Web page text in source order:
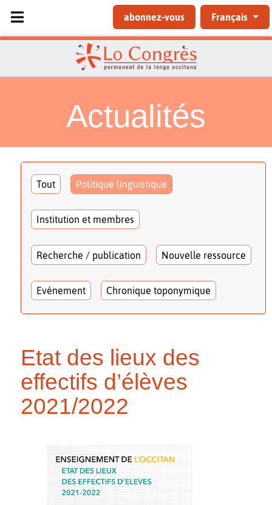
Sélectionnez votre langue
abonnez-vous Français
Actualités
Tout Politique linguistique
Institution et membres
Recherche / publication Nouvelle ressource
Evénement Chronique toponymique
Etat des lieux des
effectifs d’élèves
2021/2022